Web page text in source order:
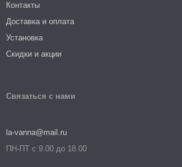
Контакты
Доставка и оплата
Установка
Скидки и акции
Связаться с нами
la-vanna@mail.ru
ПН-ПТ с 9.00 до 18.00